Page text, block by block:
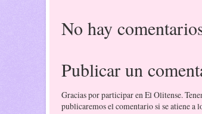
No hay
Publicar un
Gracias por participar en El Olitense.
publicaremos el comentario si se atiene a